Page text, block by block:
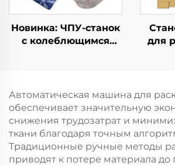
Новинка: ЧПУ-станок
с колеблющимся
автоматический
станок для резки
ковровых матов
для
Автоматическая машина для
обеспечивает значительную
снижения трудозатрат и
ткани благодаря точным
Традиционные ручные методы
приводят к потере материала до